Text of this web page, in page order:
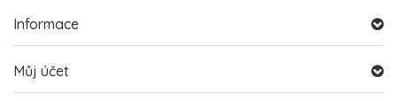
Informace
Můj účet